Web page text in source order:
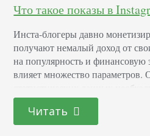
Что такое показы в
Инста-блогеры давно
получают немалый доход от
на популярность и финансовую
влияет множество параметров.
статистических данных
социальной сети. Сегодня
показы из другого профиля в
отличаются от просмотров, а
Читать